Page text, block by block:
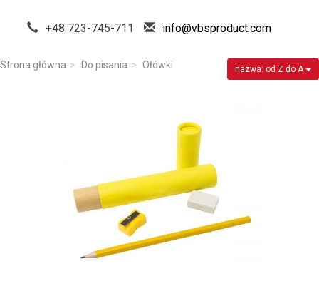
+48 723-745-711 info@vbsproduct.com
Strona główna Do pisania Ołówki nazwa: od Z do A